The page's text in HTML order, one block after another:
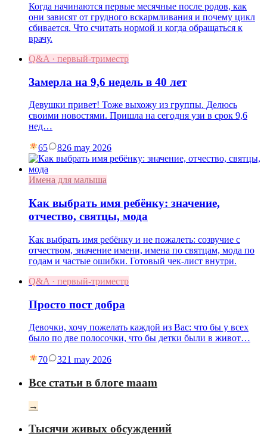
Когда начинаются первые месячные после родов, как
они зависят от грудного вскармливания и почему цикл
сбивается. Что считать нормой и когда обращаться к
врачу.
Q&A · первый-триместр
Замерла на 9,6 недель в 40 лет
Девушки привет! Тоже выхожу из группы. Делюсь
своими новостями. Пришла на сегодня узи в срок 9,6
нед…
65 826 may 2026
Имена для малыша
Как выбрать имя ребёнку: значение,
отчество, святцы, мода
Как выбрать имя ребёнку и не пожалеть: созвучие с
отчеством, значение имени, имена по святцам, мода по
годам и частые ошибки. Готовый чек-лист внутри.
Q&A · первый-триместр
Просто пост добра
Девочки, хочу пожелать каждой из Вас: что бы у всех
было по две полосочки, что бы детки были в живот…
70 321 may 2026
Все статьи в блоге maam
→
Тысячи живых обсуждений